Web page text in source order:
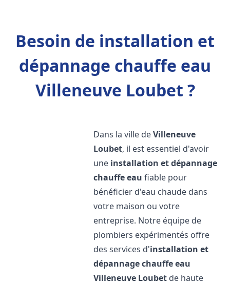
Besoin de installation et
dépannage chauffe eau
Villeneuve Loubet ?
Dans la ville deVilleneuve
Loubet, il est essentiel d'avoir
une installation et dépannage
chauffe eau fiable pour
bénéficier d'eau chaude dans
votre maison ou votre
entreprise. Notre équipe de
plombiers expérimentés offre
des services d'installation et
dépannage chauffe eau
Villeneuve Loubet de haute